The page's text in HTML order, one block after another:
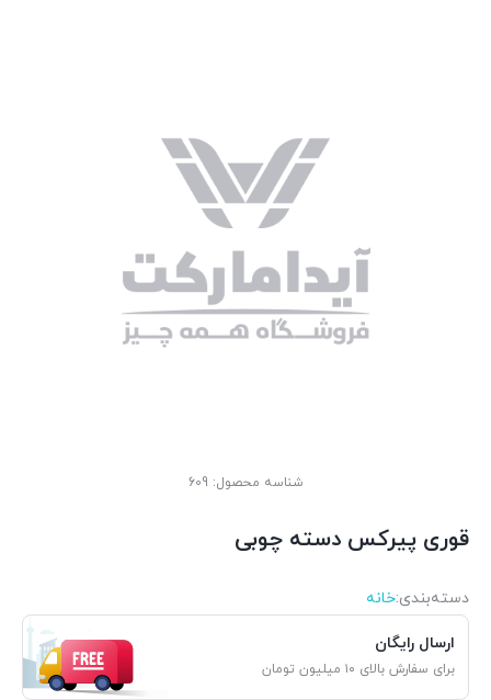
شناسه محصول: 609
قوری پیرکس دسته چوبی
دسته‌بندی‌:خانه
ارسال رایگان
برای سفارش بالای ۱۰ میلیون تومان